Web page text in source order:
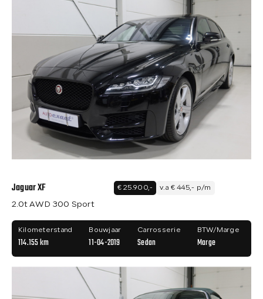
Jaguar XF € 25.900,- v.a € 445,- p/m
2.0t AWD 300 Sport
Kilometerstand
114.155 km
Bouwjaar
11-04-2019
Carrosserie
Sedan
BTW/Marge
Marge